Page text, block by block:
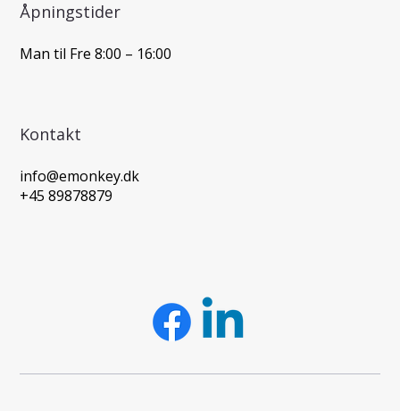
Åpningstider
Man til Fre 8:00 – 16:00
Kontakt
info@emonkey.dk
+45 89878879